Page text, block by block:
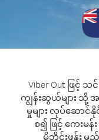
Viber Out ဖြင့်
ကျွန်းဆွယ်များ သို့
မှုများ လုပ်ဆောင်
စ၍ ဖြင့် ကေးမ
မိုဘိုင်းဖုန်း မ